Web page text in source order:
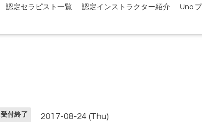
認定セラピスト一覧
認定インストラクター紹介 Uno.
受付終了 2017-08-24 (Thu)